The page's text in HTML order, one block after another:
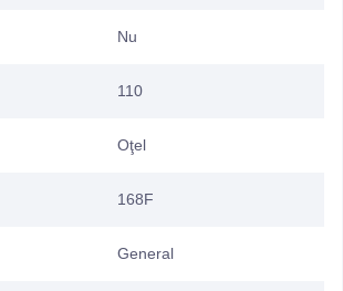
Nu
110
Oţel
168F
General